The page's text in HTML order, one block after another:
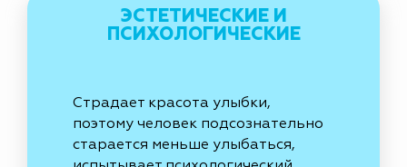
ЭСТЕТИЧЕСКИЕ И
ПСИХОЛОГИЧЕСКИЕ
Страдает красота улыбки,
поэтому человек подсознательно
старается меньше улыбаться,